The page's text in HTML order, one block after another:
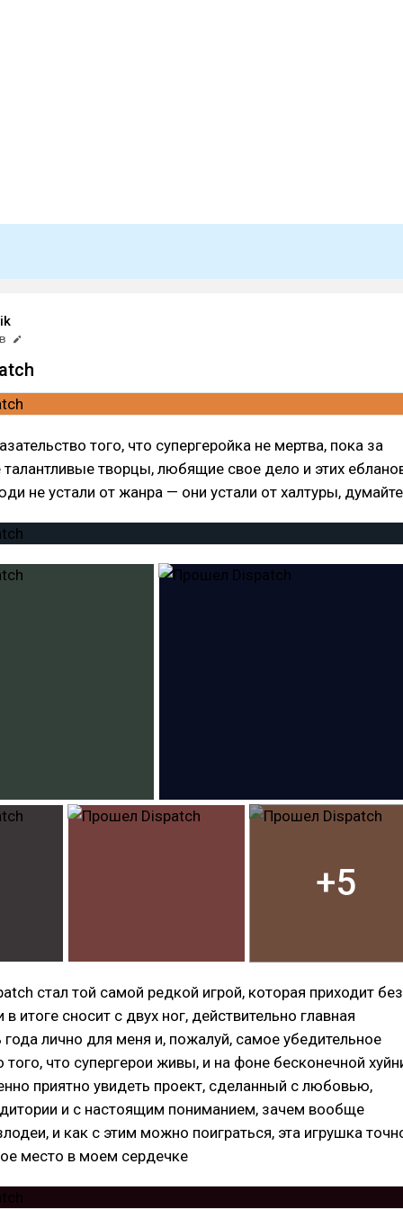
того, что супергеройка не мертва, пока за
талантливые творцы, любящие свое дело и этих
не устали от жанра — они устали от халтуры, думайте
+5
стал той самой редкой игрой, которая приходит без
итоге сносит с двух ног, действительно главная
лично для меня и, пожалуй, самое убедительное
того, что супергерои живы, и на фоне бесконечной
приятно увидеть проект, сделанный с любовью,
и с настоящим пониманием, зачем вообще
и как с этим можно поиграться, эта игрушка
место в моем сердечке